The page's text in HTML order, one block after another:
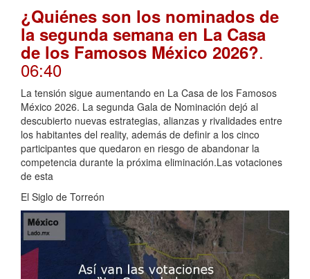
¿Quiénes son los nominados de
la segunda semana en La Casa
de los Famosos México 2026?.
06:40
La tensión sigue aumentando en La Casa de los Famosos
México 2026. La segunda Gala de Nominación dejó al
descubierto nuevas estrategias, alianzas y rivalidades entre
los habitantes del reality, además de definir a los cinco
participantes que quedaron en riesgo de abandonar la
competencia durante la próxima eliminación.Las votaciones
de esta
El Siglo de Torreón